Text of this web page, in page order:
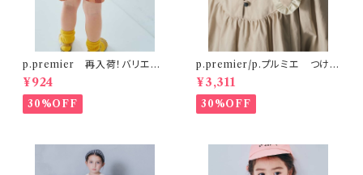
p.premier 再入荷！バリエー
ションミニ裏毛ハーフパンツ ブ
ラウン
¥924
30%OFF
p.premier/p.プルミエ つけ衿
付き3WAYワンピース ベージ
ュ
¥3,311
30%OFF